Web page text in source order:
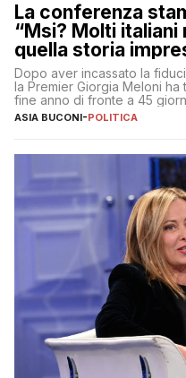
La conferenza
“Msi? Molti
quella storia
al 25 aprile”
Dopo aver incassato la
la Premier Giorgia Meloni
fine anno di fronte a 45
ASIA BUCONI-POLITICA